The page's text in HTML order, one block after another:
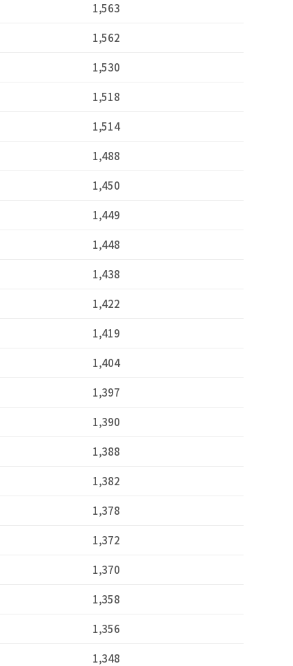
1,563
1,562
1,530
1,518
1,514
1,488
1,450
1,449
1,448
1,438
1,422
1,419
1,404
1,397
1,390
1,388
1,382
1,378
1,372
1,370
1,358
1,356
1,348